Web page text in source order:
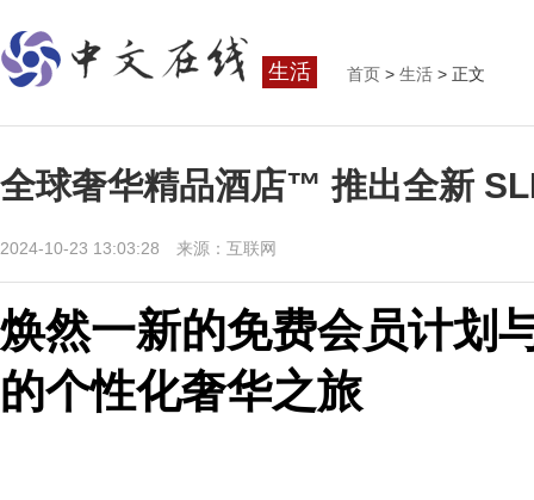
生活 首页 > 生活 > 正文
全球奢华精品酒店™ 推出全新
2024-10-23 13:03:28 来源：互联网
焕然一新的免费会员计划
的个性化奢华之旅